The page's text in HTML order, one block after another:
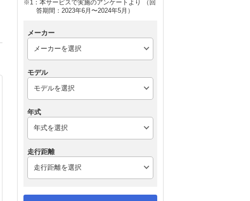
※1：本サービスで実施のアンケートより （回
答期間：2023年6月〜2024年5月）
メーカー
モデル
年式
走行距離